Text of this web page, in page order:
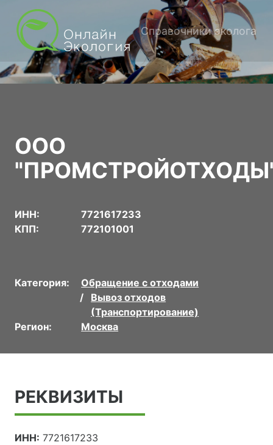
Справочники эколога
ООО
ИНН:
7721617233
КПП:
772101001
Категория:
Обращение с отходами
Вывоз отходов
(Транспортирование)
Регион:
Москва
РЕКВИЗИТЫ
ИНН: 7721617233